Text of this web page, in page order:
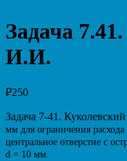
Задача
И.И.
₽250
Задача 7-41.
мм для ограничения
центральное отверстие с
d = 10 мм.